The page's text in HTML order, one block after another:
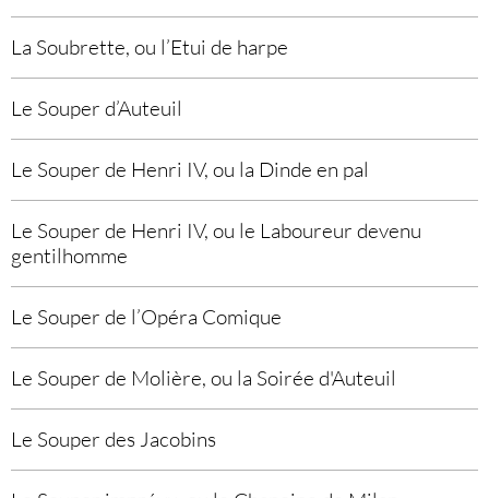
La Soubrette, ou l’Etui de harpe
Le Souper d’Auteuil
Le Souper de Henri IV, ou la Dinde en pal
Le Souper de Henri IV, ou le Laboureur devenu
gentilhomme
Le Souper de l’Opéra Comique
Le Souper de Molière, ou la Soirée d'Auteuil
Le Souper des Jacobins